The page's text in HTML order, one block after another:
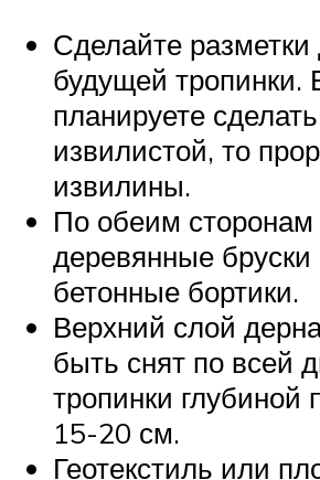
Сделайте разметки
будущей тропинки.
планируете
извилистой, то
извилины.
По обеим сторонам
деревянные бруски
бетонные бортики.
Верхний слой
быть снят по всей
тропинки глубиной
15-20 см.
Геотекстиль или